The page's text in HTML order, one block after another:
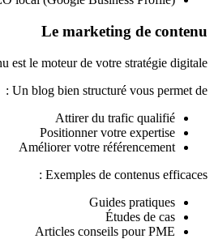
Le marketing de contenu
est le moteur de votre stratégie digitale.
Un blog bien structuré vous permet de :
Attirer du trafic qualifié
Positionner votre expertise
Améliorer votre référencement
Exemples de contenus efficaces :
Guides pratiques
Études de cas
Articles conseils pour PME